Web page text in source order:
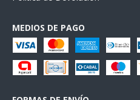
MEDIOS DE PAGO